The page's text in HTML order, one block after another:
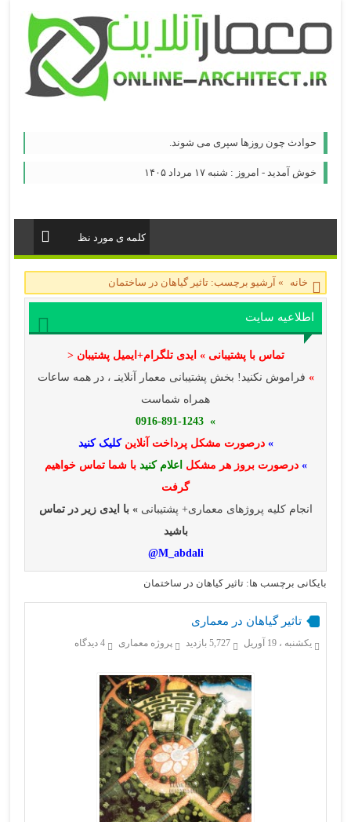
حوادث چون روزها سپری می شوند.
خوش آمدید - امروز : شنبه ۱۷ مرداد ۱۴۰۵
خانه » آرشیو برچسب: تاثیر گیاهان در ساختمان
اطلاعیه سایت
تماس با پشتیبانی » ایدی تلگرام+ایمیل پشتیبان <
» فراموش نکنید! بخش پشتیبانی معمار آنلاینـ ، در همه ساعات
همراه شماست
» 0916-891-1243
» درصورت مشکل پرداخت آنلاینکلیک کنید
» درصورت بروز هر مشکل اعلام کنید با شما تماس خواهیم
گرفت
انجام کلیه پروژهای معماری+ پشتیبانی» با ایدی زیر در تماس
باشید
M_abdali@
بایگانی برچسب ها: تاثیر گیاهان در ساختمان
تاثیر گیاهان در معماری
یکشنبه ، 19 آوریل 5,727 بازدید پروژه معماری 4 دیدگاه